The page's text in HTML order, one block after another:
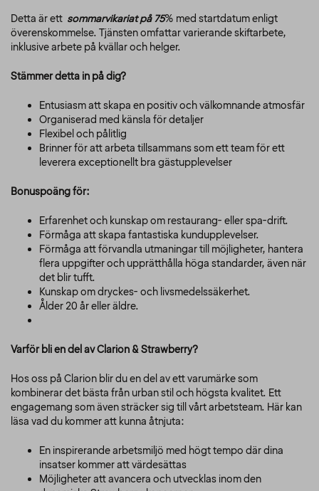
Detta är ett sommarvikariat på 75% med startdatum enligt
överenskommelse. Tjänsten omfattar varierande skiftarbete,
inklusive arbete på kvällar och helger.
Stämmer detta in på dig?
Entusiasm att skapa en positiv och välkomnande atmosfär
Organiserad med känsla för detaljer
Flexibel och pålitlig
Brinner för att arbeta tillsammans som ett team för ett
leverera exceptionellt bra gästupplevelser
Bonuspoäng för:
Erfarenhet och kunskap om restaurang- eller spa-drift.
Förmåga att skapa fantastiska kundupplevelser.
Förmåga att förvandla utmaningar till möjligheter, hantera
flera uppgifter och upprätthålla höga standarder, även när
det blir tufft.
Kunskap om dryckes- och livsmedelssäkerhet.
Ålder 20 år eller äldre.
Varför bli en del av Clarion & Strawberry?
Hos oss på Clarion blir du en del av ett varumärke som
kombinerar det bästa från urban stil och högsta kvalitet. Ett
engagemang som även sträcker sig till vårt arbetsteam. Här kan
läsa vad du kommer att kunna åtnjuta:
En inspirerande arbetsmiljö med högt tempo där dina
insatser kommer att värdesättas
Möjligheter att avancera och utvecklas inom den